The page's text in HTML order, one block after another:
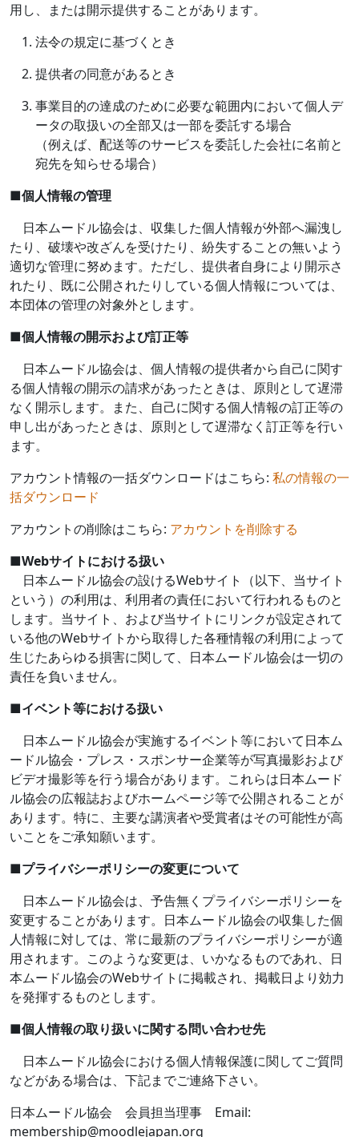
用し、または開示提供することがあります。
法令の規定に基づくとき
提供者の同意があるとき
事業目的の達成のために必要な範囲内において個人デ
ータの取扱いの全部又は一部を委託する場合
（例えば、配送等のサービスを委託した会社に名前と
宛先を知らせる場合）
■個人情報の管理
日本ムードル協会は、収集した個人情報が外部へ漏洩し
たり、破壊や改ざんを受けたり、紛失することの無いよう
適切な管理に努めます。ただし、提供者自身により開示さ
れたり、既に公開されたりしている個人情報については、
本団体の管理の対象外とします。
■個人情報の開示および訂正等
日本ムードル協会は、個人情報の提供者から自己に関す
る個人情報の開示の請求があったときは、原則として遅滞
なく開示します。また、自己に関する個人情報の訂正等の
申し出があったときは、原則として遅滞なく訂正等を行い
ます。
アカウント情報の一括ダウンロードはこちら: 私の情報の一
括ダウンロード
アカウントの削除はこちら: アカウントを削除する
■Webサイトにおける扱い
日本ムードル協会の設けるWebサイト（以下、当サイト
という）の利用は、利用者の責任において行われるものと
します。当サイト、および当サイトにリンクが設定されて
いる他のWebサイトから取得した各種情報の利用によって
生じたあらゆる損害に関して、日本ムードル協会は一切の
責任を負いません。
■イベント等における扱い
日本ムードル協会が実施するイベント等において日本ム
ードル協会・プレス・スポンサー企業等が写真撮影および
ビデオ撮影等を行う場合があります。これらは日本ムード
ル協会の広報誌およびホームページ等で公開されることが
あります。特に、主要な講演者や受賞者はその可能性が高
いことをご承知願います。
■プライバシーポリシーの変更について
日本ムードル協会は、予告無くプライバシーポリシーを
変更することがあります。日本ムードル協会の収集した個
人情報に対しては、常に最新のプライバシーポリシーが適
用されます。このような変更は、いかなるものであれ、日
本ムードル協会のWebサイトに掲載され、掲載日より効力
を発揮するものとします。
■個人情報の取り扱いに関する問い合わせ先
日本ムードル協会における個人情報保護に関してご質問
などがある場合は、下記までご連絡下さい。
日本ムードル協会 会員担当理事 Email:
membership@moodlejapan.org